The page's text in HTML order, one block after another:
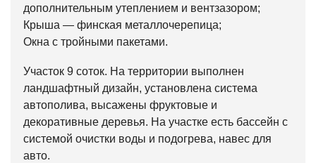
дополнительным утеплением и вентзазором;
Крыша — финская металлочерепица;
Окна с тройными пакетами.
Участок 9 соток. На территории выполнен
ландшафтный дизайн, установлена система
автополива, высажены фруктовые и
декоративные деревья. На участке есть бассейн с
системой очистки воды и подогрева, навес для
авто.